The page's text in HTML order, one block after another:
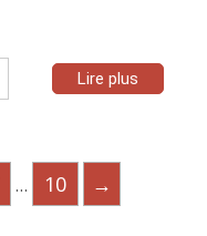
Lire plus
… 10 →